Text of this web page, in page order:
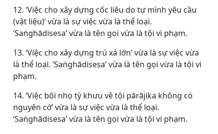
12. ‘Việc cho xây dựng cốc liêu do tự mình yêu cầu
(vật liệu)’ vừa là sự việc vừa là thể loại.
‘Saṅghādisesa’ vừa là tên gọi vừa là tội vi phạm.
13. ‘Việc cho xây dựng trú xá lớn’ vừa là sự việc vừa
là thể loại. ‘Saṅghādisesa’ vừa là tên gọi vừa là tội vi
phạm.
14. ‘Việc bôi nhọ tỳ khưu về tội pārājika không có
nguyên cớ’ vừa là sự việc vừa là thể loại.
‘Saṅghādisesa’ vừa là tên gọi vừa là tội vi phạm.